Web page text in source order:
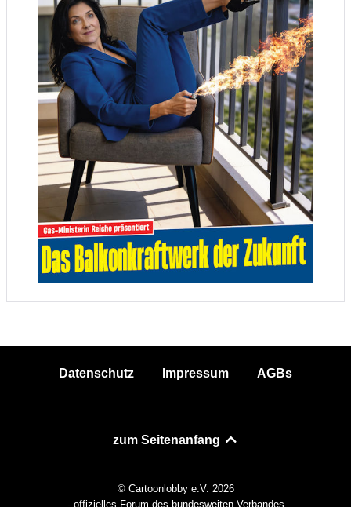
Datenschutz Impressum AGBs
zum Seitenanfang
© Cartoonlobby e.V. 2026
- offizielles Forum des bundesweiten Verbandes